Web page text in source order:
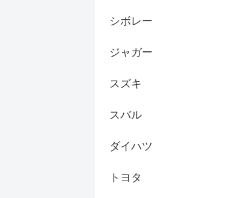
シボレー
ジャガー
スズキ
スバル
ダイハツ
トヨタ